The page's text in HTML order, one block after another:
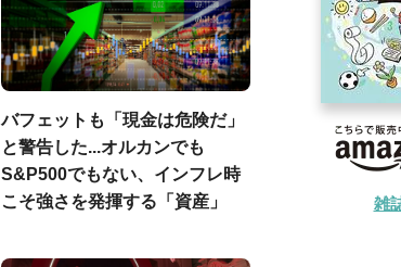
バフェットも「現金は危険だ」
と警告した...オルカンでも
S&P500でもない、インフレ時
こそ強さを発揮する「資産」
雑